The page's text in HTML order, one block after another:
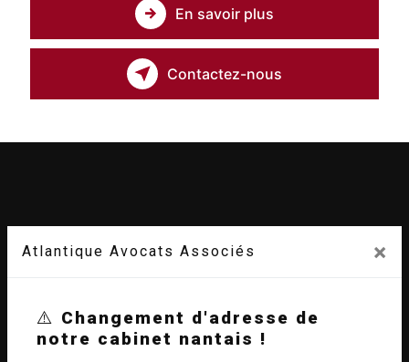
Atlantique Avocats Associés ×
⚠️ Changement d'adresse de
notre cabinet nantais !
En savoir plus
Contactez-nous
Adresse